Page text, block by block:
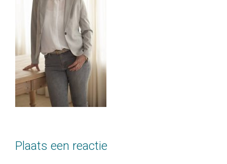
Plaats een reactie